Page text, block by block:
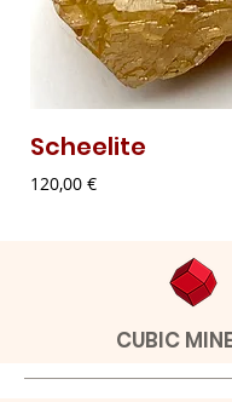
Scheelite
Preço
120,00 €
CUBIC